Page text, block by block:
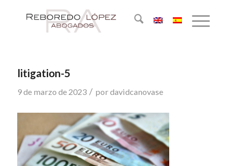
litigation-5
9 de marzo de 2023 / pordavidcanovase